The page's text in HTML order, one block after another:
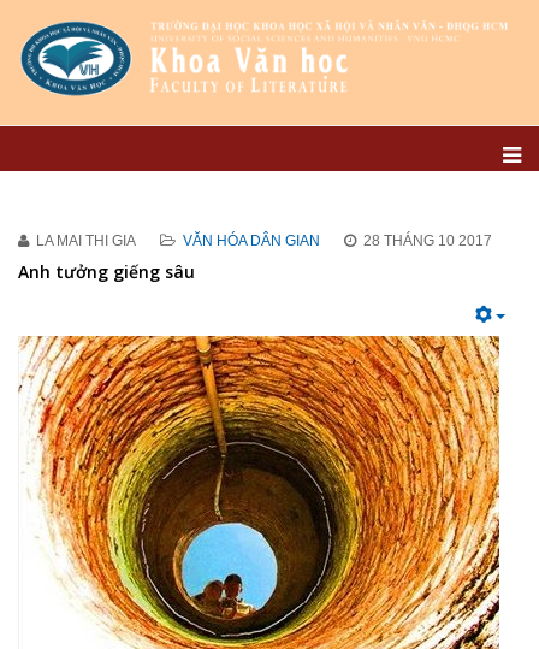
LA MAI THI GIA VĂN HÓA DÂN GIAN 28 THÁNG 10 2017
Anh tưởng giếng sâu